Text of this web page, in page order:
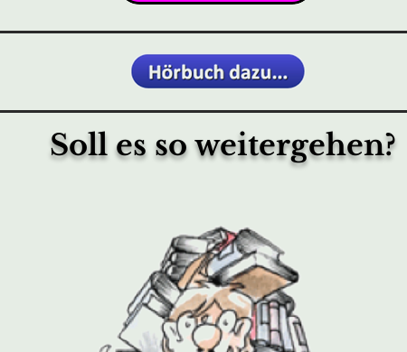
Soll es so weitergehen?